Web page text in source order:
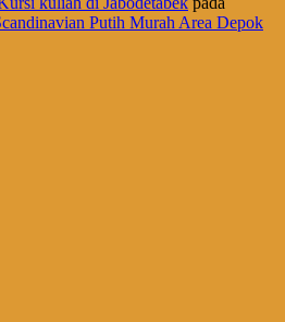
Putih Murah Area Depok